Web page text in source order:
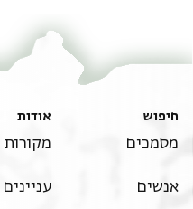
חיפוש
מסמכים
אנשים
אודות
מקורות